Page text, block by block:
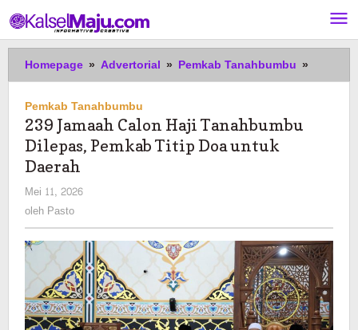
ke
konten
Homepage » Advertorial » Pemkab Tanahbumbu »
Jamaah
Daerah
Pemkab Tanahbumbu
239 Jamaah Calon Haji Tanahbumbu
Dilepas, Pemkab Titip Doa untuk
Daerah
Mei 11, 2026
oleh Pasto